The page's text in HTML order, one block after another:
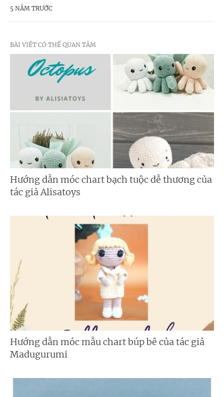
5 NĂM TRƯỚC
BÀI VIẾT CÓ THỂ QUAN TÂM
Hướng dẫn móc chart bạch tuộc dễ thương của
tác giả Alisatoys
Hướng dẫn móc mẫu chart búp bê của tác giả
Madugurumi